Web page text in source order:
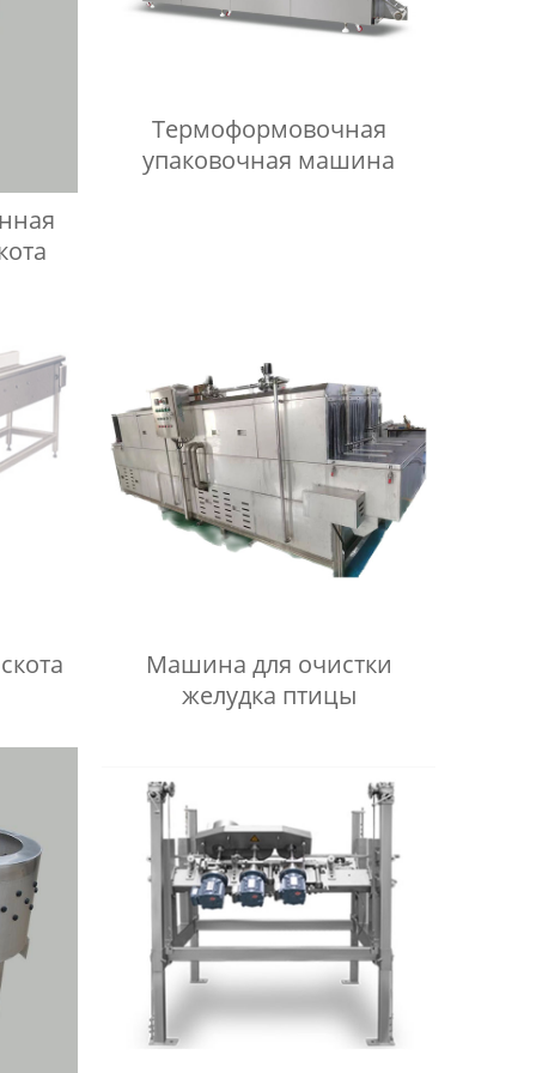
Термоформовочная
упаковочная машина
Машина для очистки
желудка птицы